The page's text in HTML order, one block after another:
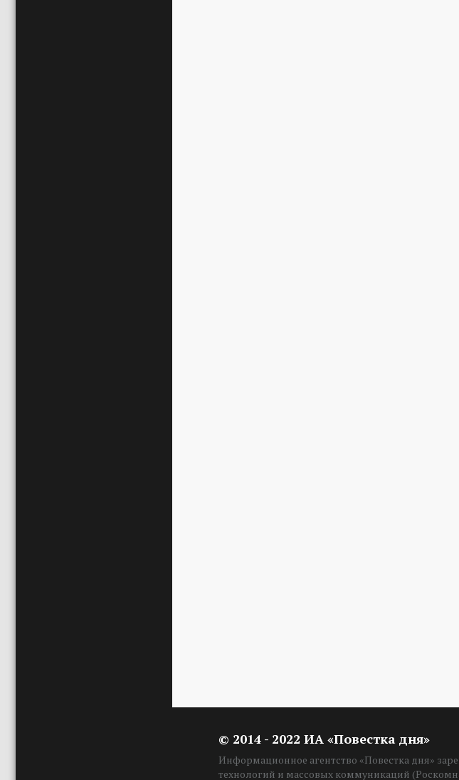
© 2014 - 2022 ИА «Повестка дня»
Информационное агентство «Повестка дня»
технологий и массовых коммуникаций